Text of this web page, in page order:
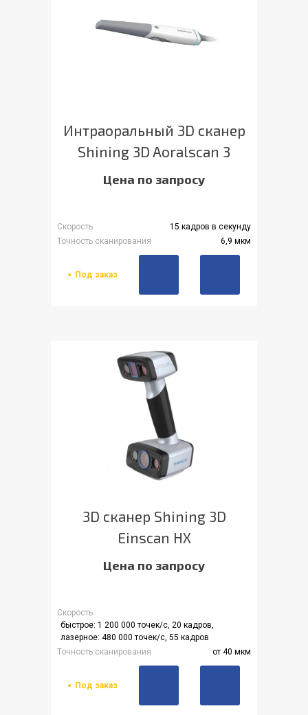
Интраоральный 3D сканер
Shining 3D Aoralscan 3
Цена по запросу
Скорость
15 кадров в секунду
Точность сканирования
6,9 мкм
Под заказ
3D сканер Shining 3D
Einscan HX
Цена по запросу
Скорость
быстрое: 1 200 000 точек/с, 20 кадров,
лазерное: 480 000 точек/с, 55 кадров
Точность сканирования
от 40 мкм
Под заказ